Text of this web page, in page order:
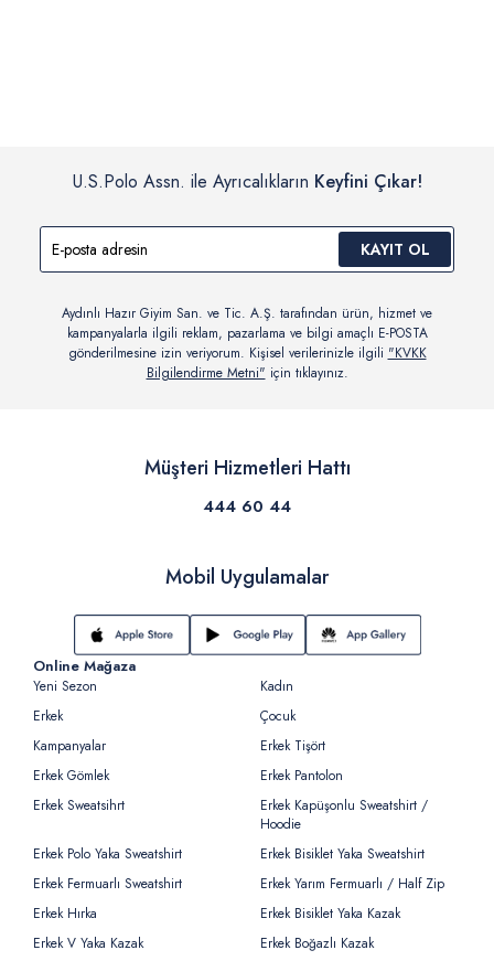
U.S.Polo Assn. ile Ayrıcalıkların Keyfini Çıkar!
KAYIT OL
Aydınlı Hazır Giyim San. ve Tic. A.Ş. tarafından ürün, hizmet ve
kampanyalarla ilgili reklam, pazarlama ve bilgi amaçlı E-POSTA
gönderilmesine izin veriyorum. Kişisel verilerinizle ilgili "KVKK
Bilgilendirme Metni" için tıklayınız.
Müşteri Hizmetleri Hattı
444 60 44
Mobil Uygulamalar
Online Mağaza
Yeni Sezon
Kadın
Erkek
Çocuk
Kampanyalar
Erkek Tişört
Erkek Gömlek
Erkek Pantolon
Erkek Sweatsihrt
Erkek Kapüşonlu Sweatshirt /
Hoodie
Erkek Polo Yaka Sweatshirt
Erkek Bisiklet Yaka Sweatshirt
Erkek Fermuarlı Sweatshirt
Erkek Yarım Fermuarlı / Half Zip
Erkek Hırka
Erkek Bisiklet Yaka Kazak
Erkek V Yaka Kazak
Erkek Boğazlı Kazak